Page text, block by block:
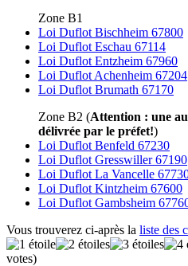
Zone B1
Loi Duflot Bischheim 67800
Loi Duflot Eschau 67114
Loi Duflot Entzheim 67960
Loi Duflot Achenheim 67204
Loi Duflot Brumath 67170
Zone B2 (Attention : une
délivrée par le préfet!)
Loi Duflot Benfeld 67230
Loi Duflot Gresswiller 67190
Loi Duflot La Vancelle
Loi Duflot Kintzheim 67600
Loi Duflot Gambsheim
Vous trouverez ci-après la liste des
votes)